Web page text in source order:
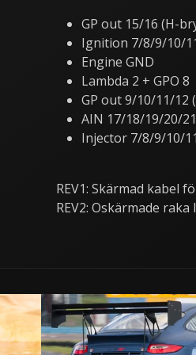
GP out 15/16 (H-
Ignition 7/8/9/10/
Engine GND
Lambda 2 + GPO 8
GP out 9/10/11/12
AIN 17/18/19/20/
Injector 7/8/9/10/
REV1: Skärmad kabel
REV2: Oskärmade